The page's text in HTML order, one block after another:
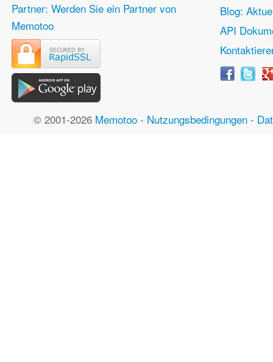
Partner: Werden Sie ein Partner von
Memotoo
Blog:
API
© 2001-2026 Memotoo- Nutzungsbedingungen-